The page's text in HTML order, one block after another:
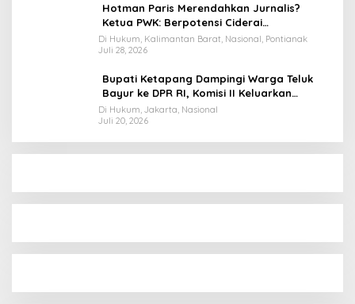
Hotman Paris Merendahkan Jurnalis?
Ketua PWK: Berpotensi Ciderai
Penghormatan
Di Hukum, Kalimantan Barat, Nasional, Pontianak
Juli 28, 2026
Bupati Ketapang Dampingi Warga Teluk
Bayur ke DPR RI, Komisi II Keluarkan
Rekomendasi Tegas Soal Konflik Lahan PT
PTS
Di Hukum, Jakarta, Nasional
Juli 20, 2026